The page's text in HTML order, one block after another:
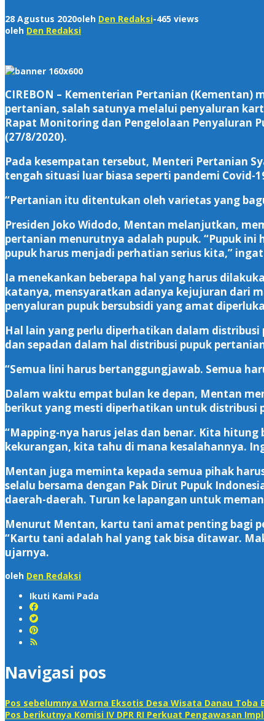
28 Agustus 2020oleh Den Redaksi-465 views
oleh Den Redaksi
CIREBON – Kementerian Pertanian
pertanian, salah satunya melalui penyaluran
Rapat Monitoring dan Pengelolaan Penyaluran
(27/8/2020).
Pada kesempatan tersebut, Menteri Pertanian
tengah situasi luar biasa seperti pandemi
“Pertanian itu ditentukan oleh varietas yang
Presiden Joko Widodo, Mentan melanjutkan,
pertanian menurutnya adalah pupuk. “Pupuk ini
pupuk harus menjadi perhatian serius kita,”
Ia menekankan beberapa hal yang harus
katanya, mensyaratkan adanya kejujuran dari
penyaluran pupuk bersubsidi yang amat
Hal lain yang perlu diperhatikan dalam
dan sepadan dalam hal distribusi pupuk
“Semua lini harus bertanggungjawab. Semua
Dalam waktu empat bulan ke depan, Mentan
berikut yang mesti diperhatikan untuk distribusi
“Mapping-nya harus jelas dan benar. Kita
kekurangan, kita tahu di mana kesalahannya.
Mentan juga meminta kepada semua pihak
selalu bersama dengan Pak Dirut Pupuk
daerah-daerah. Turun ke lapangan untuk
Menurut Mentan, kartu tani amat penting bagi
“Kartu tani adalah hal yang tak bisa ditawar.
ujarnya.
oleh Den Redaksi
Ikuti Kami Pada
Navigasi pos
Pos sebelumnya Warna Eksotis Desa Wisata Danau
Pos berikutnya Komisi IV DPR RI Perkuat Pengawasan